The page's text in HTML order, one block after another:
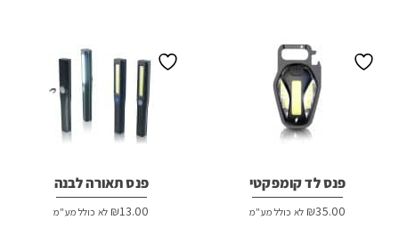
פנס לד קומפקטי
₪35.00 לא כולל מע"מ
פנס תאורה לבנה
₪13.00 לא כולל מע"מ